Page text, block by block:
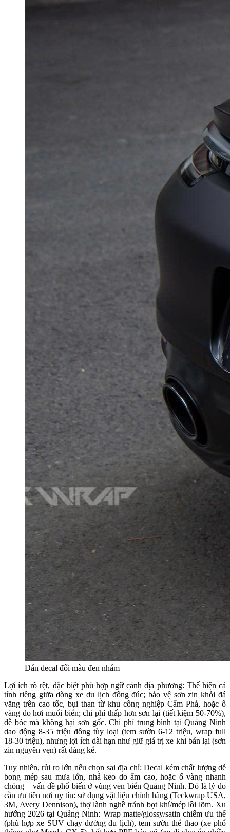
Dán decal đổi màu đen nhám
Lợi ích rõ rệt, đặc biệt phù hợp ngữ cảnh địa phương: Thể hiện cá
tính riêng giữa dòng xe du lịch đông đúc; bảo vệ sơn zin khỏi đá
văng trên cao tốc, bụi than từ khu công nghiệp Cẩm Phả, hoặc ố
vàng do hơi muối biển; chi phí thấp hơn sơn lại (tiết kiệm 50-70%),
dễ bóc mà không hại sơn gốc. Chi phí trung bình tại Quảng Ninh
dao động 8-35 triệu đồng tùy loại (tem sườn 6-12 triệu, wrap full
18-30 triệu), nhưng lợi ích dài hạn như giữ giá trị xe khi bán lại (sơn
zin nguyên vẹn) rất đáng kể.
Tuy nhiên, rủi ro lớn nếu chọn sai địa chỉ: Decal kém chất lượng dễ
bong mép sau mưa lớn, nhả keo do ẩm cao, hoặc ố vàng nhanh
chóng – vấn đề phổ biến ở vùng ven biển Quảng Ninh. Đó là lý do
cần ưu tiên nơi uy tín: sử dụng vật liệu chính hãng (Teckwrap USA,
3M, Avery Dennison), thợ lành nghề tránh bọt khí/mép lồi lõm. Xu
hướng 2026 tại Quảng Ninh: Wrap matte/glossy/satin chiếm ưu thế
(phù hợp xe SUV chạy đường du lịch), tem sườn thể thao (xe phổ